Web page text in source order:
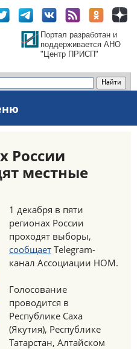
Портал разработан и
поддерживается АНО
"Центр ПРИСП"
России
местные
1 декабря в пяти
регионах России
проходят выборы,
сообщает Telegram-
канал Ассоциации НОМ.
Голосование
проводится в
Республике Саха
(Якутия), Республике
Татарстан, Алтайском